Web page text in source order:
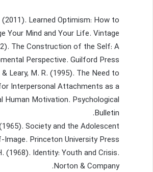
(2011). Learned Optimism: How to
Your Mind and Your Life. Vintage.
The Construction of the Self: A
Perspective. Guilford Press.
& Leary, M. R. (1995). The Need to
Interpersonal Attachments as a
Human Motivation. Psychological
Bulletin.
Society and the Adolescent
Image. Princeton University Press.
(1968). Identity: Youth and Crisis.
Norton & Company.